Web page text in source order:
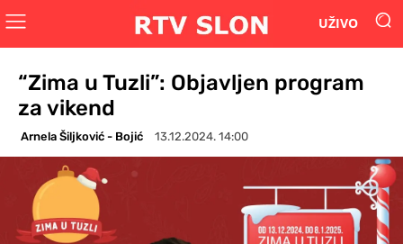
UŽIVO
“Zima u Tuzli”: Objavljen program
za vikend
Arnela Šiljković - Bojić 13.12.2024. 14:00